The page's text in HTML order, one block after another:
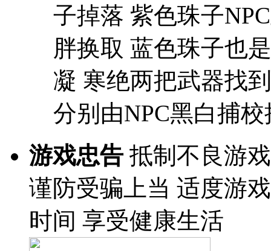
子掉落 紫色珠子
胖换取 蓝色珠子也
凝 寒绝两把武器找
分别由NPC黑白捕校
游戏忠告抵制不良游
谨防受骗上当 适度游
时间 享受健康生活